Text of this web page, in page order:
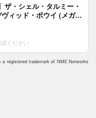
ザ・シェル・タルミー・
ィッド・ボウイ (メガジ
ください
registered trademark of NME Networks